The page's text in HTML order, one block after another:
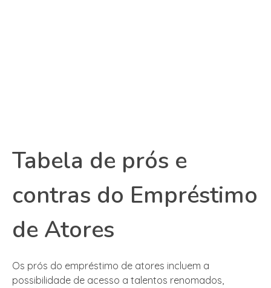
Tabela de prós e
contras do Empréstimo
de Atores
Os prós do empréstimo de atores incluem a
possibilidade de acesso a talentos renomados,